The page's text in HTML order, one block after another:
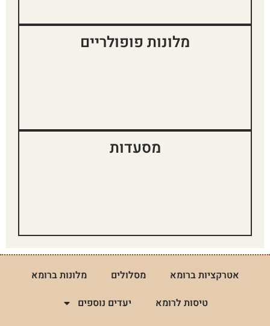
מלונות פופולריים
מסעדות
אטרקציות ברומא מסלולים
מלונות ברומא
טיסות לרומא
יעדים נוספים